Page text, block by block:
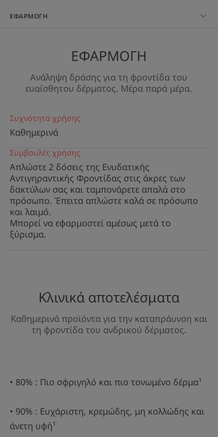
ΕΦΑΡΜΟΓΗ
ΕΦΑΡΜΟΓΗ
Ανάληψη δράσης για τη φροντίδα του
ευαίσθητου δέρματος. Μέρα παρά μέρα.
Συχνότητα χρήσης
Καθημερινά
Συμβουλές χρήσης
Απλώστε 2 δόσεις της Ενυδατικής
Αντιγηραντικής Φροντίδας στις άκρες των
δακτύλων σας και ταμπονάρετε απαλά στο
πρόσωπο. Έπειτα απλώστε καλά σε πρόσωπο
και λαιμό.
Μπορεί να εφαρμοστεί αμέσως μετά το
ξύρισμα.
Κλινικά αποτελέσματα
Καθημερινά προϊόντα για την καταπράυνση και
τη φροντίδα του ανδρικού δέρματος.
• 80% : Πιο σφριγηλό και πιο τονωμένο δέρμα¹
• 90% : Ευχάριστη, κρεμώδης, μη κολλώδης και
άνετη υφή¹